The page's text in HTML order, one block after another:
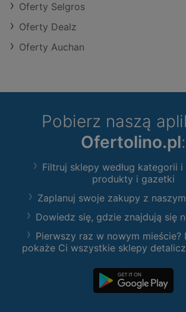
Oferty Selgros
Oferty Dealz
Oferty Auchan
Pobierz naszą
Ofertolino.pl:
Filtruj sklepy według kategorii
produkty i gazetki
Zaplanuj swoje zakupy z
Dowiedz się, gdzie znajdują się
Pierwszy raz w nowym mieście?
pokaże Ci wszystkie sklepy